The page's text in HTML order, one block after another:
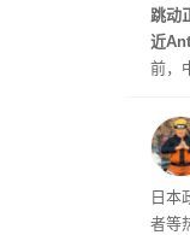
跳动
近
前，
不
日本
者等